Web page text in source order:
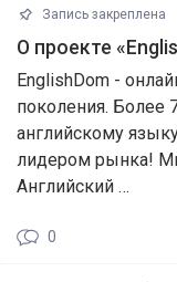
Запись закреплена
О проекте
EnglishDom -
поколения. Более
английскому
лидером рынка!
Английский …
0